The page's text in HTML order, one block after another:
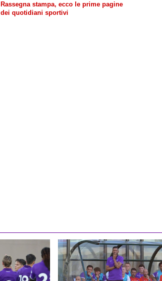
Rassegna stampa, ecco le prime pagine
dei quotidiani sportivi